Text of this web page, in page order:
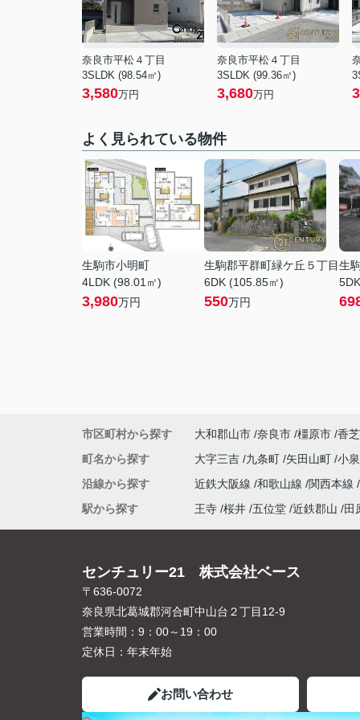
奈良市平松４丁目
3SLDK (98.54㎡)
3,580万円
奈良市平松４丁目
3SLDK (99.36㎡)
3,680万円
よく見られている物件
生駒市小明町
4LDK (98.01㎡)
3,980万円
生駒郡平群町緑ケ丘５丁目
6DK (105.85㎡)
550万円
生
市区町村から探す 大和郡山市 奈良市 橿原市 香
町名から探す
大字三吉 九条町 矢田山町 小
沿線から探す
近鉄大阪線 和歌山線
関西本線
駅から探す
王寺 桜井 五位堂 近鉄郡山 田
センチュリー21 株式会社ベース
〒636-0072
奈良県北葛城郡河合町中山台２丁目12-9
営業時間： 9：00～19：00
定休日： 年末年始
お問い合わせ